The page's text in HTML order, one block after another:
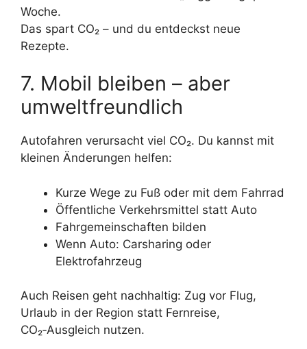
Woche.
Das spart CO₂ – und du entdeckst neue
Rezepte.
7. Mobil bleiben – aber
umweltfreundlich
Autofahren verursacht viel CO₂. Du kannst mit
kleinen Änderungen helfen:
Kurze Wege zu Fuß oder mit dem Fahrrad
Öffentliche Verkehrsmittel statt Auto
Fahrgemeinschaften bilden
Wenn Auto: Carsharing oder
Elektrofahrzeug
Auch Reisen geht nachhaltig: Zug vor Flug,
Urlaub in der Region statt Fernreise,
CO₂‑Ausgleich nutzen.